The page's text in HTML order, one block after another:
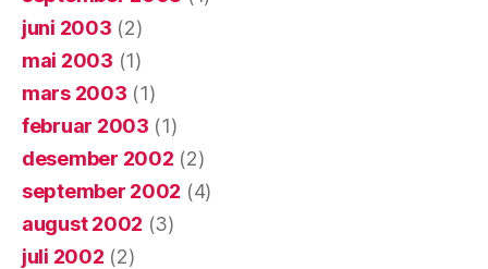
juni 2003 (2)
mai 2003 (1)
mars 2003 (1)
februar 2003 (1)
desember 2002 (2)
september 2002 (4)
august 2002 (3)
juli 2002 (2)